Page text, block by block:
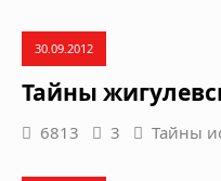
30.09.2012
Тайны
6813 3 Тайны